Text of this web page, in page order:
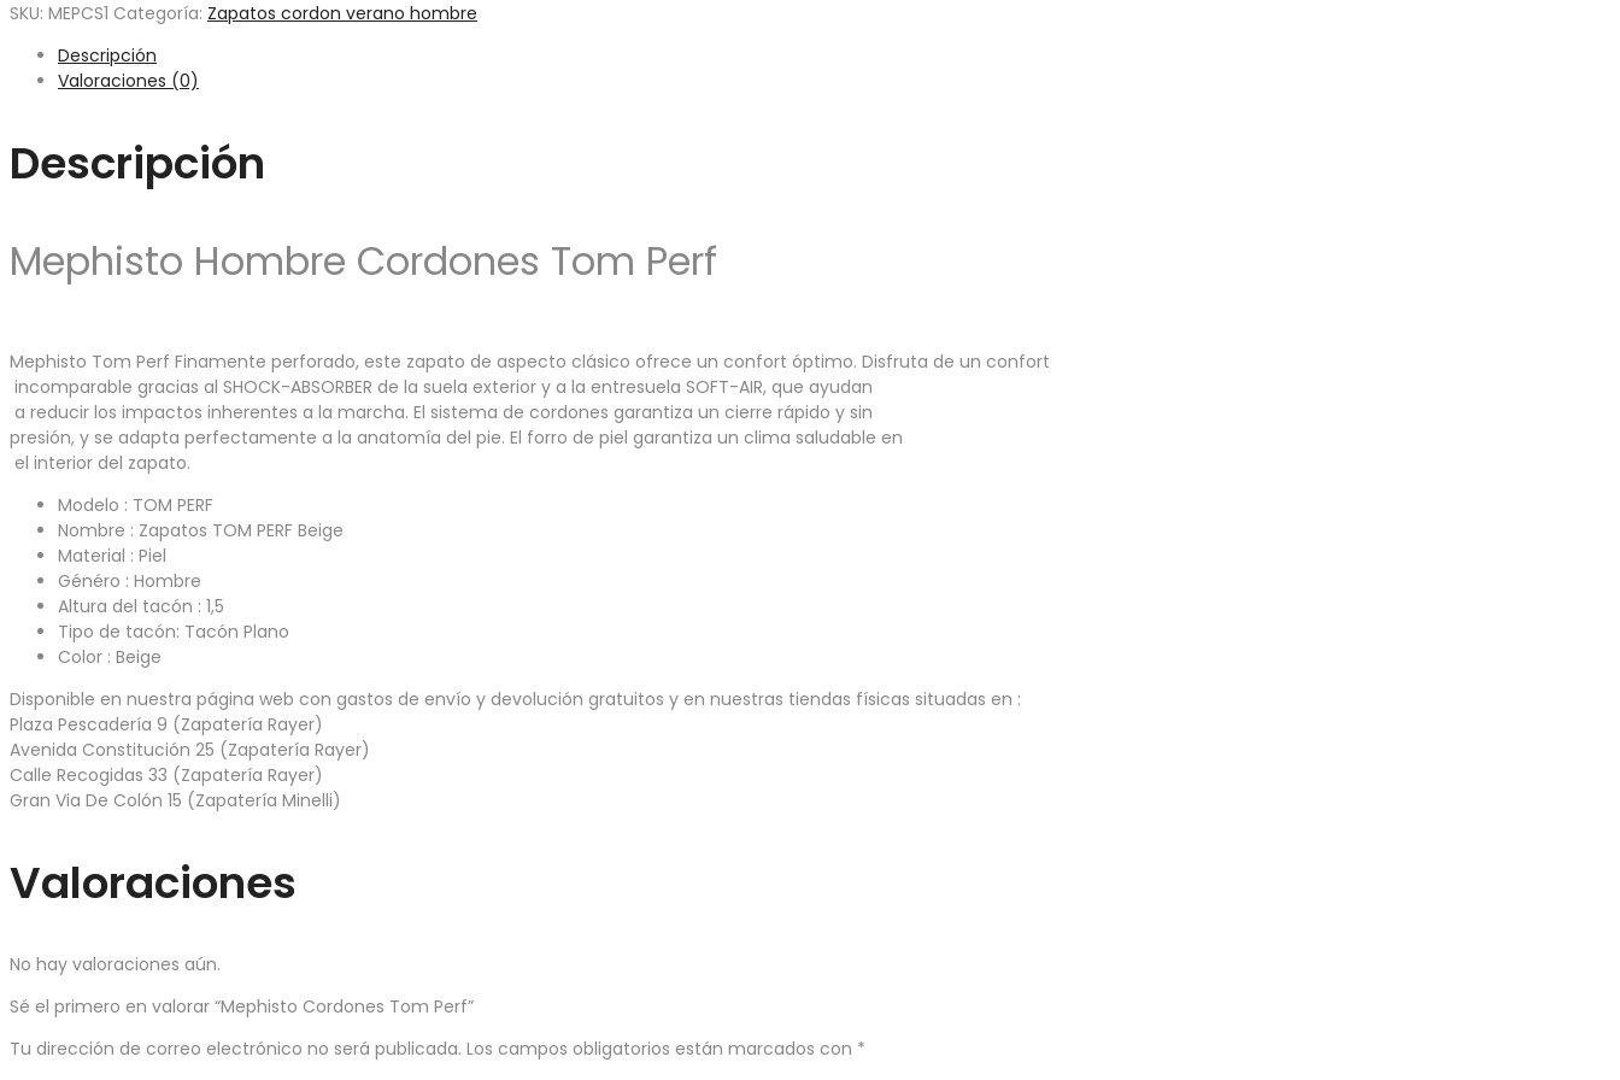
SKU: MEPCS1 Categoría: Zapatos cordon verano hombre
Descripción
Valoraciones (0)
Descripción
Mephisto Hombre Cordones Tom Perf
Mephisto Tom Perf Finamente perforado, este zapato de aspecto clásico ofrece un confort óptimo. Disfruta de un confort
incomparable gracias al SHOCK-ABSORBER de la suela exterior y a la entresuela SOFT-AIR, que ayudan
a reducir los impactos inherentes a la marcha. El sistema de cordones garantiza un cierre rápido y sin
presión, y se adapta perfectamente a la anatomía del pie. El forro de piel garantiza un clima saludable en
el interior del zapato.
Modelo : TOM PERF
Nombre : Zapatos TOM PERF Beige
Material : Piel
Généro : Hombre
Altura del tacón : 1,5
Tipo de tacón: Tacón Plano
Color : Beige
Disponible en nuestra página web con gastos de envío y devolución gratuitos y en nuestras tiendas físicas situadas en :
Plaza Pescadería 9 (Zapatería Rayer)
Avenida Constitución 25 (Zapatería Rayer)
Calle Recogidas 33 (Zapatería Rayer)
Gran Via De Colón 15 (Zapatería Minelli)
Valoraciones
No hay valoraciones aún.
Sé el primero en valorar “Mephisto Cordones Tom Perf”
Tu dirección de correo electrónico no será publicada. Los campos obligatorios están marcados con *